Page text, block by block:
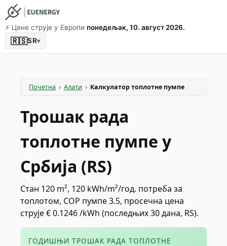
⚡️ Цене струје у Европи понедељак, 10. август 2026.
🇷🇸SR▾
Почетна › Алати › Калкулатор топлотне пумпе
Трошак рада
топлотне пумпе у
Србија (RS)
Стан 120 m², 120 kWh/m²/год. потреба за
топлотом, COP пумпе 3.5, просечна цена
струје € 0.1246 /kWh (последњих 30 дана, RS).
ГОДИШЊИ ТРОШАК РАДА ТОПЛОТНЕ